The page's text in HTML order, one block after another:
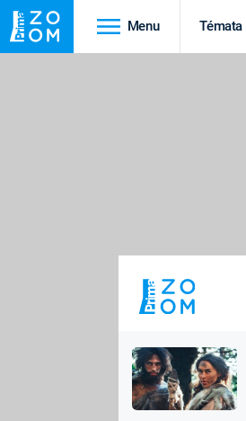
Menu Témata
světová válka